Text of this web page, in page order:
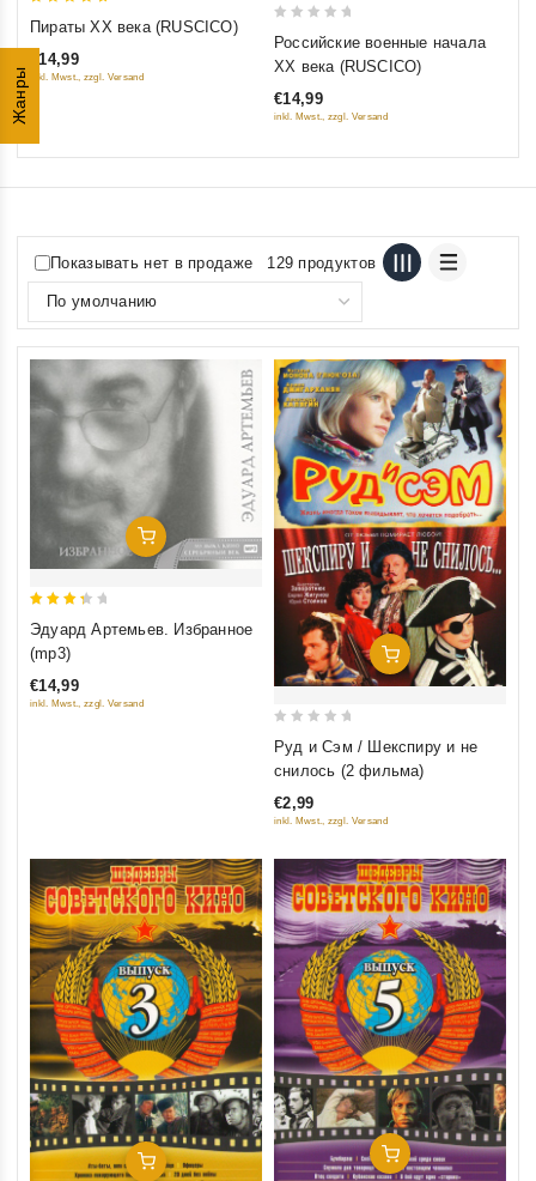
Жанры
out of 5
Пираты XX века (RUSCICO)
€14,99
inkl. Mwst., zzgl. Versand
5
Российские военные начала
XX века (RUSCICO)
€14,99
inkl. Mwst., zzgl. Versand
Показывать нет в продаже 129 продуктов
Добавить В Корзину
out of
Эдуард Артемьев. Избранное
(mp3)
€14,99
inkl. Mwst., zzgl. Versand
Добавить В Корзину
out
5
Руд и Сэм / Шекспиру и не
снилось (2 фильма)
€2,99
inkl. Mwst., zzgl. Versand
Добавить В Корзину
Добавить В Корзину